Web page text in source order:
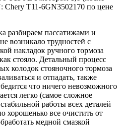
Chery T11-6GN3502170 по цене
разбираем пассатижами и
возникало трудностей с
накладок ручного тормоза
стояло. Детальный процесс
колодок стояночного тормоза
и отпадать, также
что ничего невозможного
легко (самое сложное
работы всех деталей
хорошенько все очистить от
медной смазкой